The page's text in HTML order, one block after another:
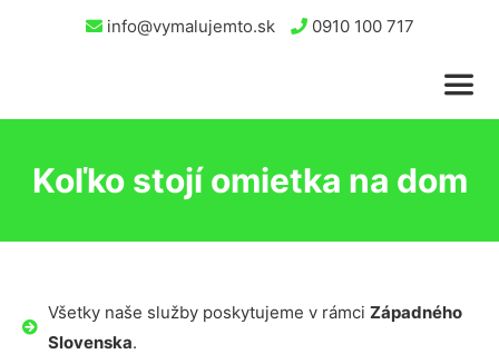
info@vymalujemto.sk 0910 100 717
Koľko stojí omietka na dom
Všetky naše služby poskytujeme v rámci Západného
Slovenska.